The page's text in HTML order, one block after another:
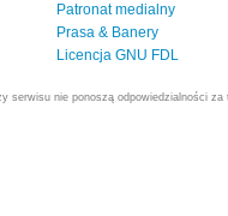
Patronat medialny
Prasa & Banery
Licencja GNU FDL
serwisu nie ponoszą odpowiedzialności